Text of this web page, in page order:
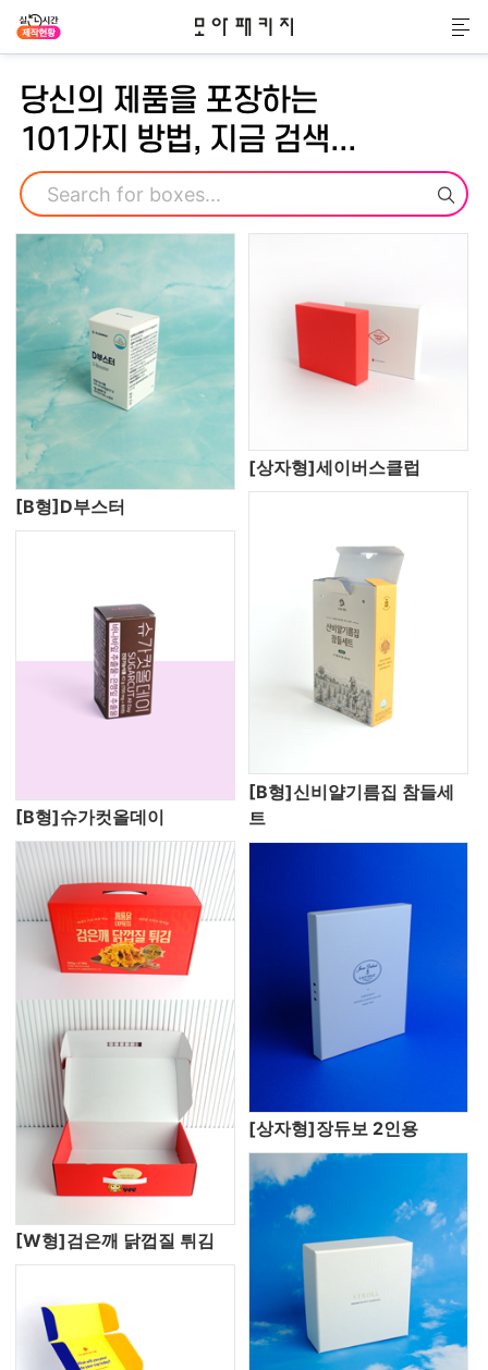
모아패키지
메
당신의 제품을 포장하는
101가지 방법, 지금 검색...
검색
[B형]D부스터
[상자형]세이버스클럽
[B형]슈가컷올데이
[B형]신비얄기름집 참들세
트
[W형]검은깨 닭껍질 튀김
[상자형]장듀보 2인용